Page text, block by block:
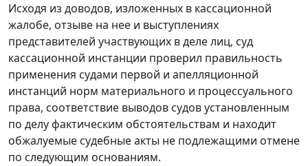
Исходя из доводов, изложенных в кассационной
жалобе, отзыве на нее и выступлениях
представителей участвующих в деле лиц, суд
кассационной инстанции проверил правильность
применения судами первой и апелляционной
инстанций норм материального и процессуального
права, соответствие выводов судов установленным
по делу фактическим обстоятельствам и находит
обжалуемые судебные акты не подлежащими отмене
по следующим основаниям.